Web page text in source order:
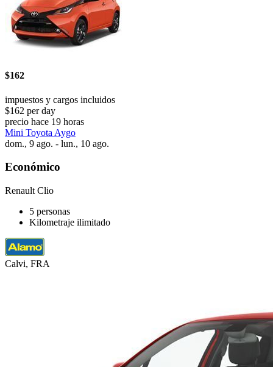
$162
impuestos y cargos incluidos
$162 per day
precio hace 19 horas
Mini Toyota Aygo
dom., 9 ago. - lun., 10 ago.
Económico
Renault Clio
5 personas
Kilometraje ilimitado
Calvi, FRA